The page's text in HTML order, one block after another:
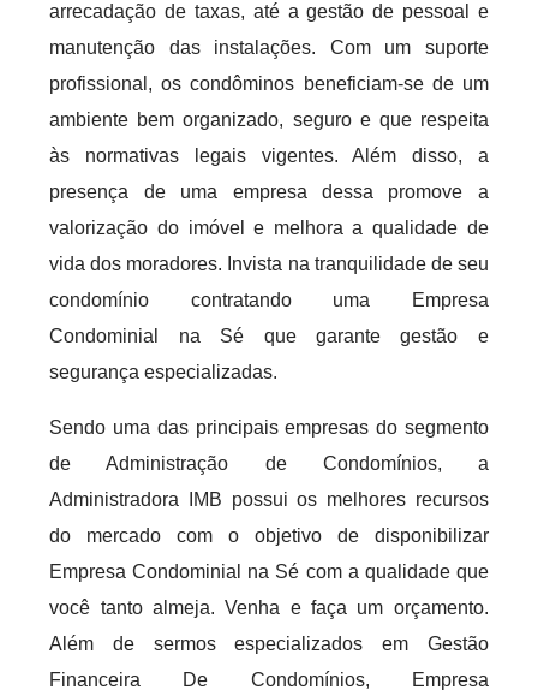
arrecadação de taxas, até a gestão de pessoal e
manutenção das instalações. Com um suporte
profissional, os condôminos beneficiam-se de um
ambiente bem organizado, seguro e que respeita
às normativas legais vigentes. Além disso, a
presença de uma empresa dessa promove a
valorização do imóvel e melhora a qualidade de
vida dos moradores. Invista na tranquilidade de seu
condomínio contratando uma Empresa
Condominial na Sé que garante gestão e
segurança especializadas.
Sendo uma das principais empresas do segmento
de Administração de Condomínios, a
Administradora IMB possui os melhores recursos
do mercado com o objetivo de disponibilizar
Empresa Condominial na Sé com a qualidade que
você tanto almeja. Venha e faça um orçamento.
Além de sermos especializados em Gestão
Financeira De Condomínios, Empresa